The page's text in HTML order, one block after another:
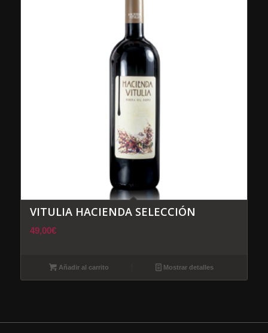
VITULIA HACIENDA SELECCIÓN
49,00€
Añadir al carrito Mostrar detalles